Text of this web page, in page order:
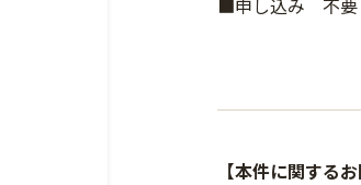
■申し込み 不要
【本件に関する